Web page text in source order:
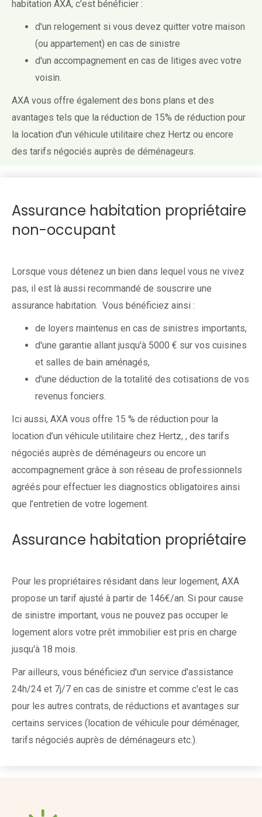
habitation AXA, c'est bénéficier :
d'un relogement si vous devez quitter votre maison
(ou appartement) en cas de sinistre
d'un accompagnement en cas de litiges avec votre
voisin.
AXA vous offre également des bons plans et des
avantages tels que la réduction de 15% de réduction pour
la location d'un véhicule utilitaire chez Hertz ou encore
des tarifs négociés auprès de déménageurs.
Assurance habitation propriétaire
non-occupant
Lorsque vous détenez un bien dans lequel vous ne vivez
pas, il est là aussi recommandé de souscrire une
assurance habitation. Vous bénéficiez ainsi :
de loyers maintenus en cas de sinistres importants,
d'une garantie allant jusqu'à 5000 € sur vos cuisines
et salles de bain aménagés,
d'une déduction de la totalité des cotisations de vos
revenus fonciers.
Ici aussi, AXA vous offre 15 % de réduction pour la
location d’un véhicule utilitaire chez Hertz, , des tarifs
négociés auprès de déménageurs ou encore un
accompagnement grâce à son réseau de professionnels
agréés pour effectuer les diagnostics obligatoires ainsi
que l’entretien de votre logement.
Assurance habitation propriétaire
Pour les propriétaires résidant dans leur logement, AXA
propose un tarif ajusté à partir de 146€/an. Si pour cause
de sinistre important, vous ne pouvez pas occuper le
logement alors votre prêt immobilier est pris en charge
jusqu'à 18 mois.
Par ailleurs, vous bénéficiez d'un service d'assistance
24h/24 et 7j/7 en cas de sinistre et comme c'est le cas
pour les autres contrats, de réductions et avantages sur
certains services (location de véhicule pour déménager,
tarifs négociés auprès de déménageurs etc.).